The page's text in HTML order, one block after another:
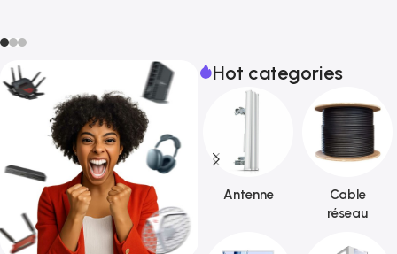
Hot categories
Antenne
Cable
réseau